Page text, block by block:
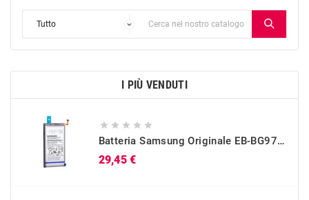
I PIÙ VENDUTI
    
Batteria Samsung Originale EB-BG973ABU Per Galaxy S10 (SM-G973)
29,45 €